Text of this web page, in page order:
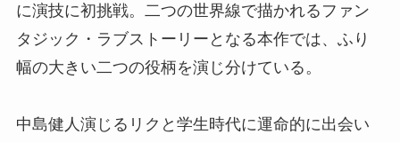
に演技に初挑戦。二つの世界線で描かれるファン
タジック・ラブストーリーとなる本作では、ふり
幅の大きい二つの役柄を演じ分けている。
中島健人演じるリクと学生時代に運命的に出会い